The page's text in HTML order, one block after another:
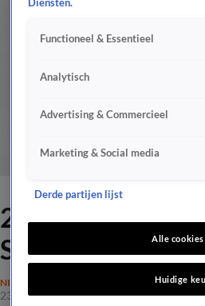
23 oktober
Shownieuws -
NIEUWS
23 okt 2019, 19:13
Diensten.
Functioneel & Essentieel
Analytisch
Advertising & Commercieel
Marketing & Social media
Derde partijen lijst
Alle
Huidige